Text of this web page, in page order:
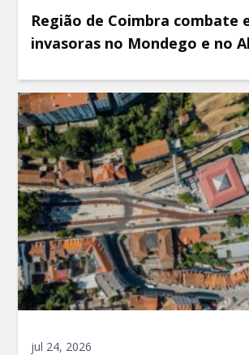
Região de Coimbra combate
invasoras no Mondego e no
jul 24, 2026